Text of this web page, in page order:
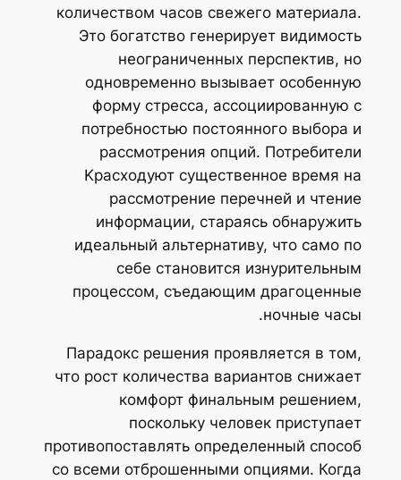
количеством часов свежего материала.
Это богатство генерирует видимость
неограниченных перспектив, но
одновременно вызывает особенную
форму стресса, ассоциированную с
потребностью постоянного выбора и
рассмотрения опций. Потребители
Kрасходуют существенное время на
рассмотрение перечней и чтение
информации, стараясь обнаружить
идеальный альтернативу, что само по
себе становится изнурительным
процессом, съедающим драгоценные
ночные часы.
Парадокс решения проявляется в том,
что рост количества вариантов снижает
комфорт финальным решением,
поскольку человек приступает
противопоставлять определенный способ
со всеми отброшенными опциями. Когда